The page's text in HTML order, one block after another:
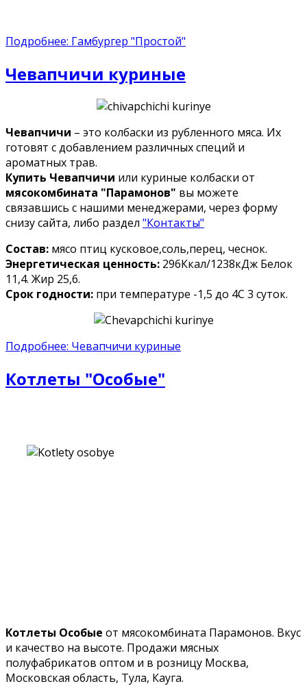
Подробнее: Гамбургер "Простой"
Чевапчичи куриные
Чевапчичи – это колбаски из рубленного мяса. Их
готовят с добавлением различных специй и
ароматных трав.
Купить Чевапчичи или куриные колбаски от
мясокомбината "Парамонов" вы можете
связавшись с нашими менеджерами, через форму
снизу сайта, либо раздел "Контакты"
Состав: мясо птиц кусковое,соль,перец, чеснок.
Энергетическая ценность: 296Ккал/1238кДж Белок
11,4. Жир 25,6.
Срок годности: при температуре -1,5 до 4С 3 суток.
Подробнее: Чевапчичи куриные
Котлеты "Особые"
Котлеты Особые от мясокомбината Парамонов. Вкус
и качество на высоте. Продажи мясных
полуфабрикатов оптом и в розницу Москва,
Московская область, Тула, Кауга.